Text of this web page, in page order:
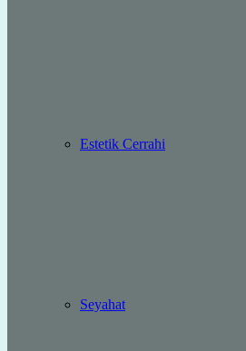
Estetik Cerrahi
Seyahat